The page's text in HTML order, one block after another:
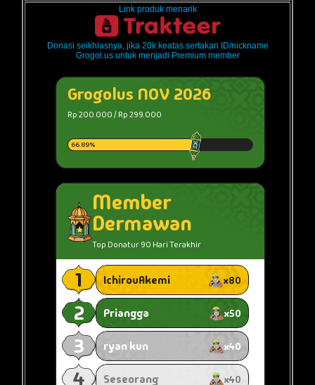
Link produk menarik
Donasi seikhlasnya, jika 20k keatas sertakan ID/nickname
Grogol.us untuk menjadi Premium member